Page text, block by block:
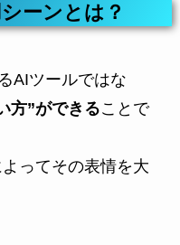
ーンとは？
AIツールではな
方”ができることで
ってその表情を大